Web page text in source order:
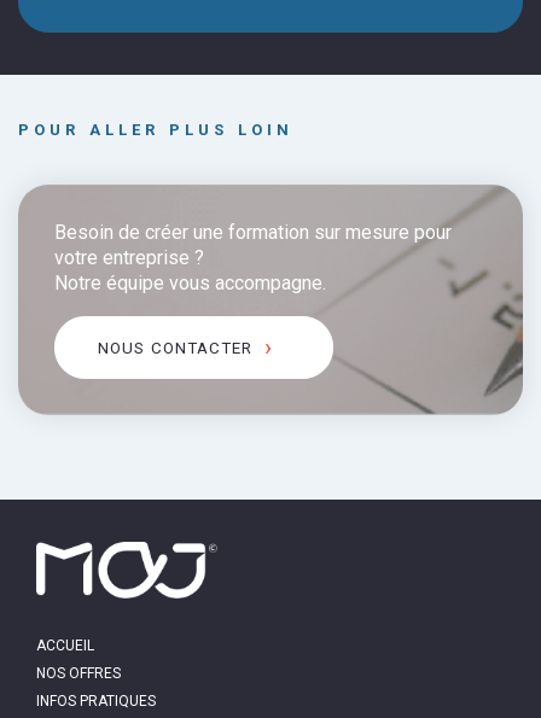
POUR ALLER PLUS LOIN
Besoin de créer une formation sur mesure pour
votre entreprise ?
Notre équipe vous accompagne.
NOUS CONTACTER
MAIN
ACCUEIL
NOS OFFRES
INFOS PRATIQUES